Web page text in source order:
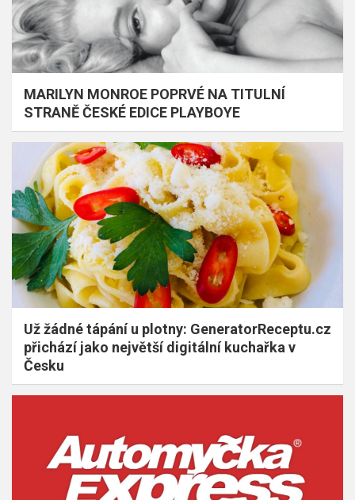
MARILYN MONROE POPRVÉ NA TITULNÍ
STRANĚ ČESKÉ EDICE PLAYBOYE
Už žádné tápání u plotny: GeneratorReceptu.cz
přichází jako největší digitální kuchařka v
Česku